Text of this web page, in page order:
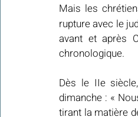
Mais les
rupture avec le
avant et après
chronologique.
Dès le IIe
dimanche : «
tirant la matière